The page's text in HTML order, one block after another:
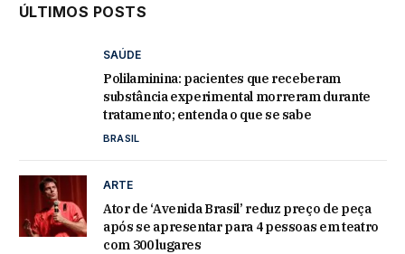
ÚLTIMOS POSTS
SAÚDE
Polilaminina: pacientes que receberam
substância experimental morreram durante
tratamento; entenda o que se sabe
BRASIL
ARTE
Ator de ‘Avenida Brasil’ reduz preço de peça
após se apresentar para 4 pessoas em teatro
com 300 lugares